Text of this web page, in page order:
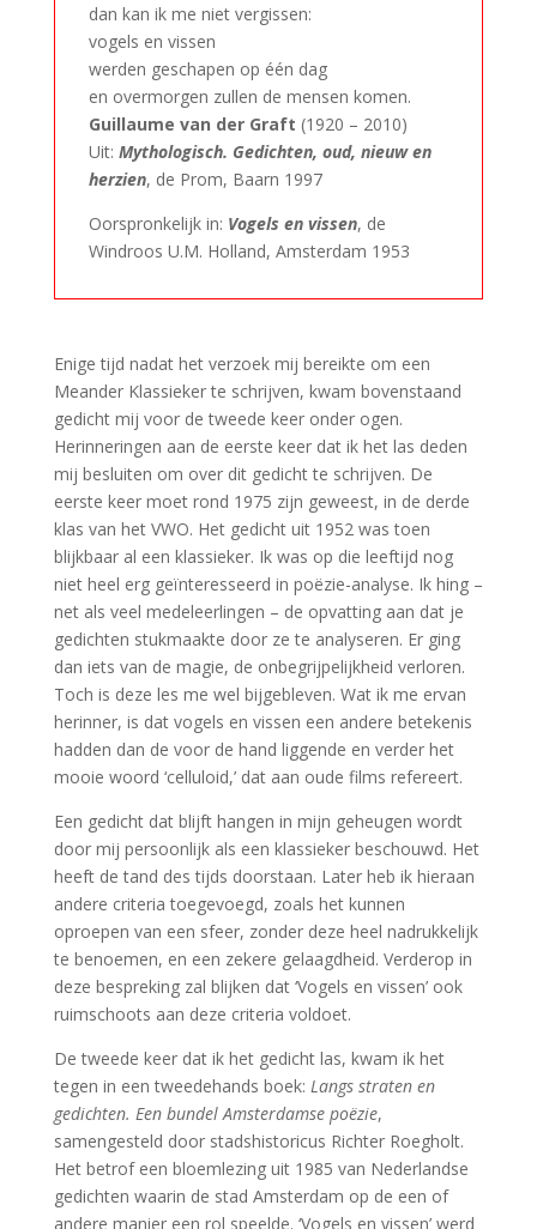
dan kan ik me niet vergissen:
vogels en vissen
werden geschapen op één dag
en overmorgen zullen de mensen komen.
Guillaume van der Graft (1920 – 2010)
Uit: Mythologisch. Gedichten, oud, nieuw en
herzien, de Prom, Baarn 1997
Oorspronkelijk in: Vogels en vissen, de
Windroos U.M. Holland, Amsterdam 1953
Enige tijd nadat het verzoek mij bereikte om een
Meander Klassieker te schrijven, kwam bovenstaand
gedicht mij voor de tweede keer onder ogen.
Herinneringen aan de eerste keer dat ik het las deden
mij besluiten om over dit gedicht te schrijven. De
eerste keer moet rond 1975 zijn geweest, in de derde
klas van het VWO. Het gedicht uit 1952 was toen
blijkbaar al een klassieker. Ik was op die leeftijd nog
niet heel erg geïnteresseerd in poëzie-analyse. Ik hing –
net als veel medeleerlingen – de opvatting aan dat je
gedichten stukmaakte door ze te analyseren. Er ging
dan iets van de magie, de onbegrijpelijkheid verloren.
Toch is deze les me wel bijgebleven. Wat ik me ervan
herinner, is dat vogels en vissen een andere betekenis
hadden dan de voor de hand liggende en verder het
mooie woord ‘celluloid,’ dat aan oude films refereert.
Een gedicht dat blijft hangen in mijn geheugen wordt
door mij persoonlijk als een klassieker beschouwd. Het
heeft de tand des tijds doorstaan. Later heb ik hieraan
andere criteria toegevoegd, zoals het kunnen
oproepen van een sfeer, zonder deze heel nadrukkelijk
te benoemen, en een zekere gelaagdheid. Verderop in
deze bespreking zal blijken dat ‘Vogels en vissen’ ook
ruimschoots aan deze criteria voldoet.
De tweede keer dat ik het gedicht las, kwam ik het
tegen in een tweedehands boek: Langs straten en
gedichten. Een bundel Amsterdamse poëzie,
samengesteld door stadshistoricus Richter Roegholt.
Het betrof een bloemlezing uit 1985 van Nederlandse
gedichten waarin de stad Amsterdam op de een of
andere manier een rol speelde. ‘Vogels en vissen’ werd